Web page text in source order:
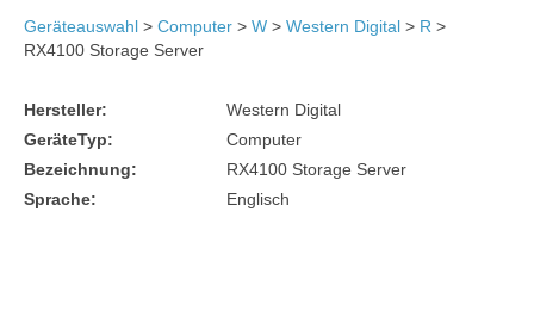
Geräteauswahl > Computer > W > Western Digital > R >
RX4100 Storage Server
Hersteller:
Western Digital
GeräteTyp:
Computer
Bezeichnung:
RX4100 Storage Server
Sprache:
Englisch